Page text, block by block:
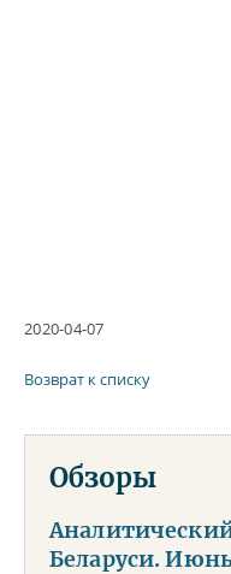
2020-04-07
Возврат к списку
Обзоры
Беларуси.